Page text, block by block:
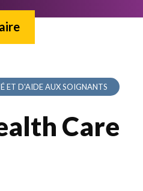
ET D'AIDE AUX SOIGNANTS
Care